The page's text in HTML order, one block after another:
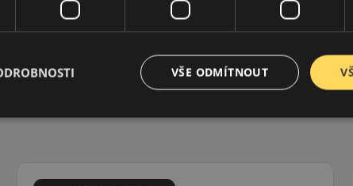
VŠE ODMÍTNOUT